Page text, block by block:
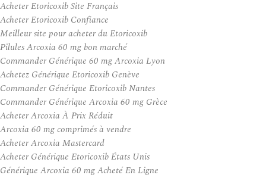
Acheter Etoricoxib Site Français
Acheter Etoricoxib Confiance
Meilleur site pour acheter du Etoricoxib
Pilules Arcoxia 60 mg bon marché
Commander Générique 60 mg Arcoxia Lyon
Achetez Générique Etoricoxib Genève
Commander Générique Etoricoxib Nantes
Commander Générique Arcoxia 60 mg Grèce
Acheter Arcoxia À Prix Réduit
Arcoxia 60 mg comprimés à vendre
Acheter Arcoxia Mastercard
Acheter Générique Etoricoxib États Unis
Générique Arcoxia 60 mg Acheté En Ligne